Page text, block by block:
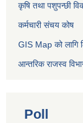
कृषि तथा पशुपन्छी
कर्मचारी संचय कोष
GIS Map को लागि
आन्तरिक राजस्व
Poll